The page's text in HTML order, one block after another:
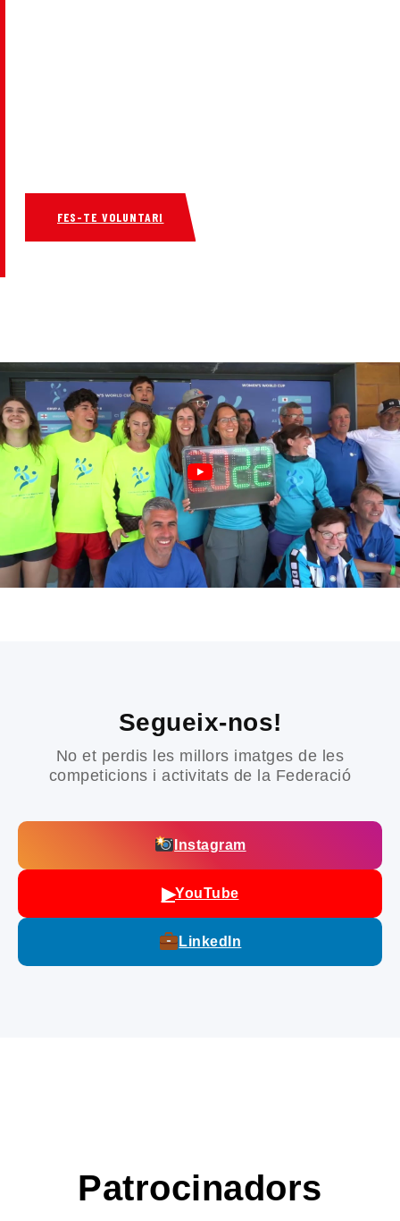
FES-TE VOLUNTARI
Segueix-nos!
No et perdis les millors imatges de les
competicions i activitats de la Federació
Instagram
▶YouTube
LinkedIn
Patrocinadors